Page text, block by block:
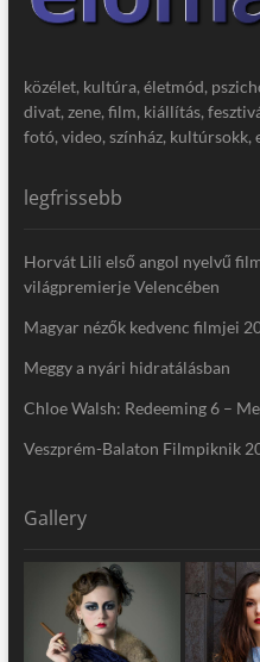
közélet, kultúra, életmód,
divat, zene, film, kiállítás,
fotó, video, színház,
legfrissebb
Horvát Lili első angol nyelvű
világpremierje Velencében
Magyar nézők kedvenc filmjei
Meggy a nyári hidratálásban
Chloe Walsh: Redeeming 6 –
Veszprém-Balaton Filmpiknik
Gallery